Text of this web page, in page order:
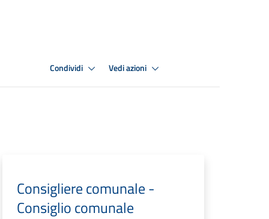
Condividi Vedi azioni
Consigliere comunale -
Consiglio comunale